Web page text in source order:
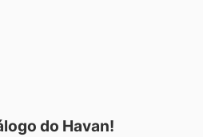
do Havan!